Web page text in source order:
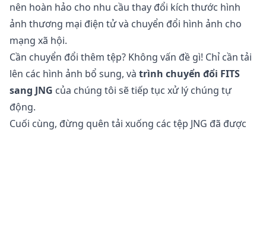
nên hoàn hảo cho nhu cầu thay đổi kích thước hình
ảnh thương mại điện tử và chuyển đổi hình ảnh cho
mạng xã hội.
Cần chuyển đổi thêm tệp? Không vấn đề gì! Chỉ cần tải
lên các hình ảnh bổ sung, và trình chuyển đổi FITS
sang JNG của chúng tôi sẽ tiếp tục xử lý chúng tự
động.
Cuối cùng, đừng quên tải xuống các tệp JNG đã được